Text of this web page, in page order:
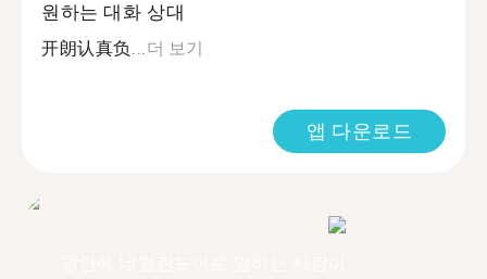
원하는 대화 상대
开朗认真负...더 보기
앱 다운로드